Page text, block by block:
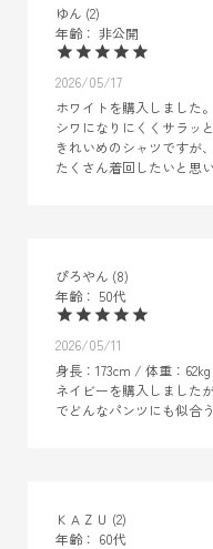
ゆん 2
非公開
2026/05/17
ホワイトを購入しました。
シワになりにくくサラッ
きれいめのシャツですが
たくさん着回したいと思い
ぴろやん 8
50代
2026/05/11
身長：173cm / 体重：
ネイビーを購入しました
でどんなパンツにも似合
ＫＡＺＵ 2
60代